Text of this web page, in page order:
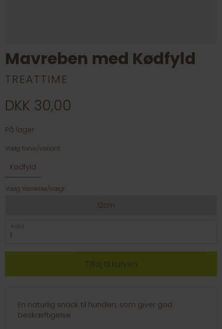
Mavreben med Kødfyld
TREATTIME
DKK 30,00
På lager
Vælg farve/variant:
Kødfyld
Vælg størrelse/vægt:
12cm
Antal
En naturlig snack til hunden, som giver god
beskæftigelse